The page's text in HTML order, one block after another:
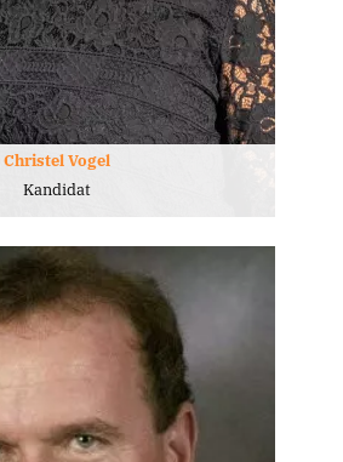
Christel Vogel
Kandidat